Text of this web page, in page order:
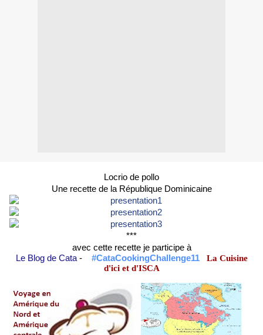
Locrio de pollo
Une recette de la République Dominicaine
***
avec cette recette je participe à
Le Blog de Cata- #CataCookingChallenge11
La Cuisine
d'ici et d'ISCA